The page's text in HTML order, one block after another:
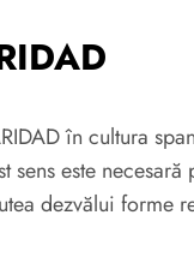
în cultura
sens este
dezvălui forme